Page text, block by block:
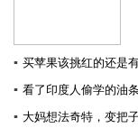
▪ 买苹果该挑红的还是
▪ 看了印度人偷学的油
▪ 大妈想法奇特，变把